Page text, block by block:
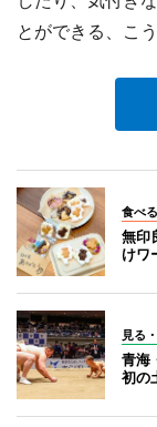
とができる、こ
食べる
無印
けワ
見る
青海
初の